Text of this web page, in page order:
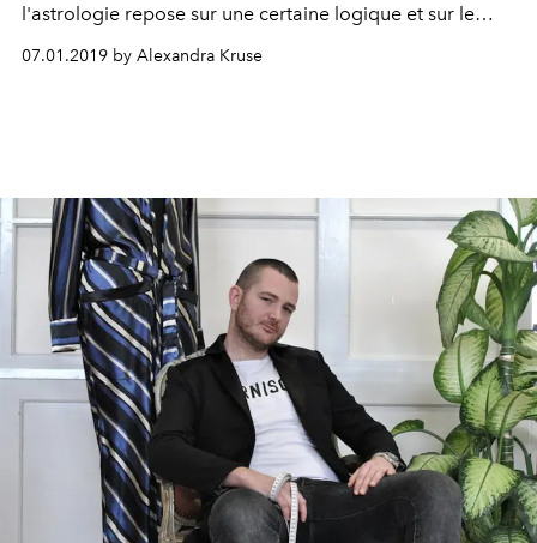
l'astrologie repose sur une certaine logique et sur le
mouvement des planètes. Il ne s’agit pas seulement de
notre terre en train de tourner, nous sommes tous une
07.01.2019 by Alexandra Kruse